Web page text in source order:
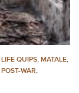
LIFE QUIPS, MATALE,
POST-WAR,